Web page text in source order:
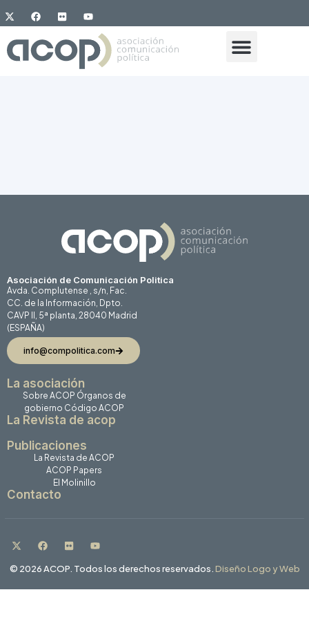
Asociación de Comunicación Politica
Avda. Complutense , s/n, Fac.
CC. de la Información, Dpto.
CAVP II, 5ª planta, 28040 Madrid
(ESPAÑA)
info@compolitica.com
La asociación
Sobre ACOP Órganos de
gobierno Código ACOP
La Revista de acop
Publicaciones
La Revista de ACOP
ACOP Papers
El Molinillo
Contacto
© 2026 ACOP. Todos los derechos reservados.Diseño Logo y Web